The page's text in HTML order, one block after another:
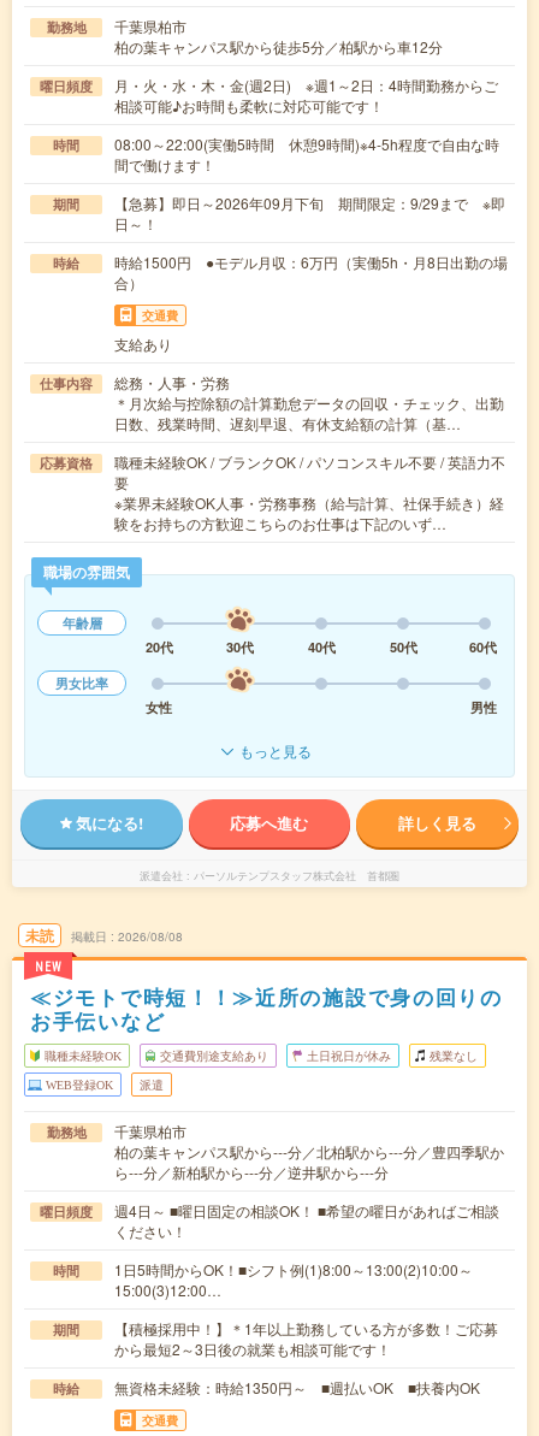
勤務地
千葉県柏市
柏の葉キャンパス駅から徒歩5分／柏駅から車12分
曜日頻度
月・火・水・木・金(週2日) ※週1～2日：4時間勤務からご
相談可能♪お時間も柔軟に対応可能です！
時間
08:00～22:00(実働5時間 休憩9時間)※4-5h程度で自由な時
間で働けます！
期間
【急募】即日～2026年09月下旬 期間限定：9/29まで ※即
日～！
時給
時給1500円 ●モデル月収：6万円（実働5h・月8日出勤の場
合）
交通費
支給あり
仕事内容
総務・人事・労務
＊月次給与控除額の計算勤怠データの回収・チェック、出勤
日数、残業時間、遅刻早退、有休支給額の計算（基…
応募資格
職種未経験OK / ブランクOK / パソコンスキル不要 / 英語力不
要
※業界未経験OK人事・労務事務（給与計算、社保手続き）経
験をお持ちの方歓迎こちらのお仕事は下記のいず…
職場の雰囲気
年齢層
20代
30代 40代 50代
60代
男女比率
女性
男性
もっと見る
気になる! 応募へ進む 詳しく見る
派遣会社 パーソルテンプスタッフ株式会社 首都圏
未読
NEW
掲載日 2026/08/08
≪ジモトで時短！！≫近所の施設で身の回りの
お手伝いなど
職種未経験OK 交通費別途支給あり 土日祝日が休み 残業なし
WEB登録OK 派遣
勤務地
千葉県柏市
柏の葉キャンパス駅から---分／北柏駅から---分／豊四季駅か
ら---分／新柏駅から---分／逆井駅から---分
曜日頻度
週4日～ ■曜日固定の相談OK！ ■希望の曜日があればご相談
ください！
時間
1日5時間からOK！■シフト例(1)8:00～13:00(2)10:00～
15:00(3)12:00…
期間
【積極採用中！】＊1年以上勤務している方が多数！ご応募
から最短2～3日後の就業も相談可能です！
時給 無資格未経験：時給1350円～ ■週払いOK ■扶養内OK
交通費